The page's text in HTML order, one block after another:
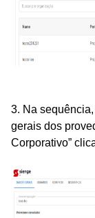
3. Na
gerais dos
Corporativo”